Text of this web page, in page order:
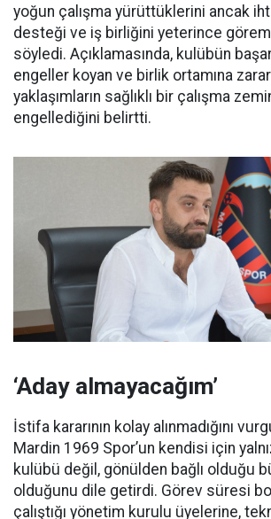
yoğun çalışma yürüttüklerini ancak
desteği ve iş birliğini yeterince
söyledi. Açıklamasında, kulübün
engeller koyan ve birlik ortamına
yaklaşımların sağlıklı bir çalışma
engellediğini belirtti.
‘Aday almayacağım’
İstifa kararının kolay alınmadığını
Mardin 1969 Spor’un kendisi için
kulübü değil, gönülden bağlı olduğu
olduğunu dile getirdi. Görev süresi
çalıştığı yönetim kurulu üyelerine,